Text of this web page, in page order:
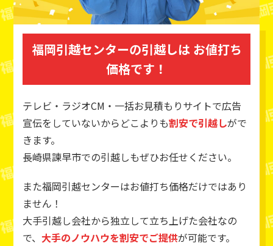
福岡引越センターの引越しはお値打ち
価格です！
テレビ・ラジオCM・一括お見積もりサイトで広告
宣伝をしていないからどこよりも割安で引越しがで
きます。
長崎県諫早市での引越しもぜひお任せください。
また福岡引越センターはお値打ち価格だけではあり
ません！
大手引越し会社から独立して立ち上げた会社なの
で、 大手のノウハウを割安でご提供が可能です。